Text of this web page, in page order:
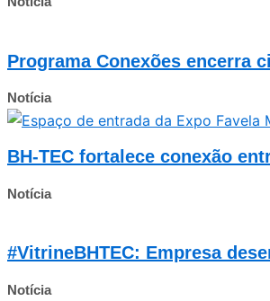
Programa Conexões encerra
Notícia
BH-TEC fortalece conexão
Notícia
#VitrineBHTEC: Empresa
Notícia